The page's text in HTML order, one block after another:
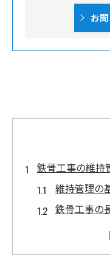
お
鉄骨工事の維持
維持管理の
鉄骨工事の